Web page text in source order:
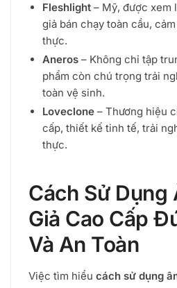
Fleshlight – Mỹ, được xem
giả bán chạy toàn cầu,
thực.
Aneros – Không chỉ tập
phẩm còn chú trọng trải
toàn vệ sinh.
Loveclone – Thương hiệu
cấp, thiết kế tinh tế, trải
thực.
Cách Sử Dụng
Giả Cao Cấp
Và An Toàn
Việc tìm hiểu cách sử dụng